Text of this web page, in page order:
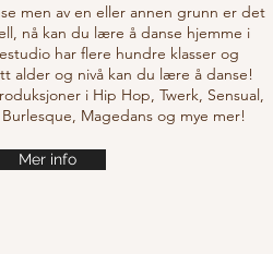
men av en eller annen grunn er det
nå kan du lære å danse hjemme i
har flere hundre klasser og
alder og nivå kan du lære å danse!
i Hip Hop, Twerk, Sensual,
Magedans og mye mer!
Mer info